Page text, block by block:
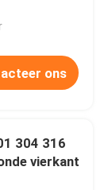
ons
304 316
vierkant